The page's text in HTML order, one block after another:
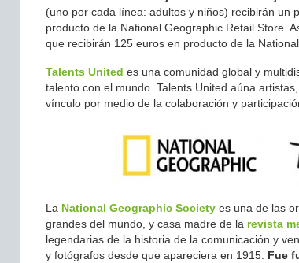
(uno por cada línea: adultos y niños) recibirán un
producto de la National Geographic Retail Store.
que recibirán 125 euros en producto de la
Talents United es una comunidad global y
talento con el mundo. Talents United aúna
vínculo por medio de la colaboración y
La National Geographic Society es una de las
grandes del mundo, y casa madre de la revista
legendarias de la historia de la comunicación y
y fotógrafos desde que apareciera en 1915. Fue